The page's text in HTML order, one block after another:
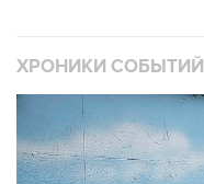
ХРОНИКИ СОБЫТИЙ